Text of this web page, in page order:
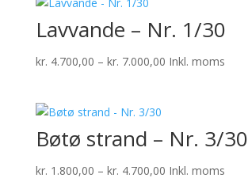
Lavvande – Nr. 1/30
kr. 4.700,00 – kr. 7.000,00Prisinterval:
Inkl. moms
Bøtø strand – Nr. 3/30
kr. 1.800,00 – kr. 4.700,00Prisinterval:
Inkl. moms